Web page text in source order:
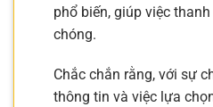
phổ biến, giúp việc
chóng.
Chắc chắn rằng, với sự
thông tin và việc lựa